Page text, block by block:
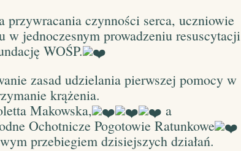
czynności serca, uczniowie
w jednoczesnym prowadzeniu resuscytacji
WOŚP.
zasad udzielania pierwszej pomocy w
krążenia.
Makowska,
a
Ochotnicze Pogotowie Ratunkowe
przebiegiem dzisiejszych działań.